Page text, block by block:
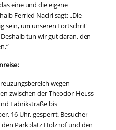
eine und die eigene
Ferried Naciri sagt: „Die
sein, um unseren Fortschritt
tun wir gut daran, den
wegen
zwischen der Theodor-Heuss-
Fabrikstraße bis
16 Uhr, gesperrt. Besucher
Parkplatz Holzhof und den